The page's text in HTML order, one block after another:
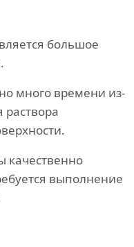
большое
много времени из-
раствора
качественно
выполнение